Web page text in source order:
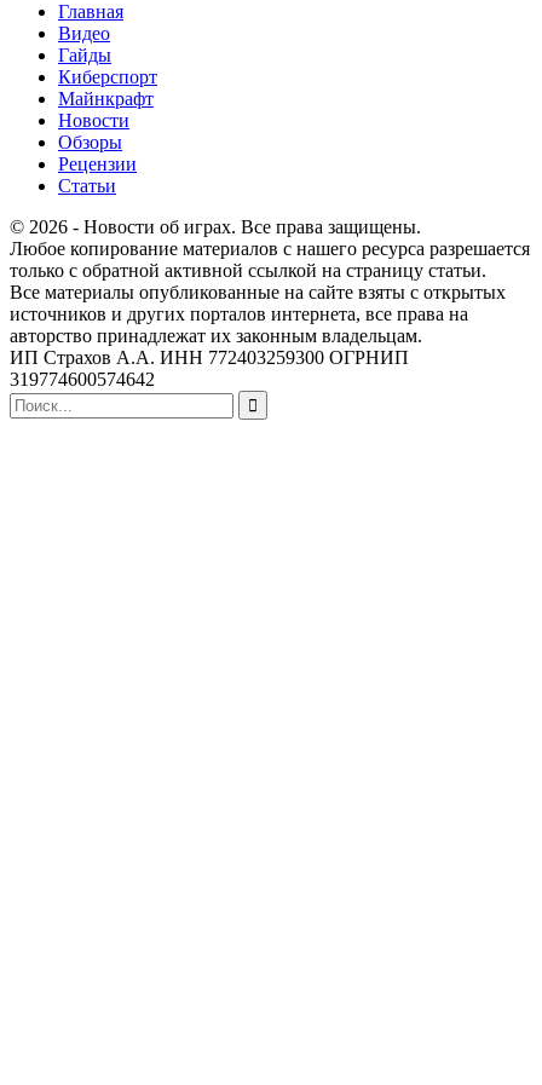
Главная
Видео
Гайды
Киберспорт
Майнкрафт
Новости
Обзоры
Рецензии
Статьи
© 2026 - Новости об играх. Все права защищены.
Любое копирование материалов с нашего ресурса разрешается
только с обратной активной ссылкой на страницу статьи.
Все материалы опубликованные на сайте взяты с открытых
источников и других порталов интернета, все права на
авторство принадлежат их законным владельцам.
ИП Страхов А.А. ИНН 772403259300 ОГРНИП
319774600574642